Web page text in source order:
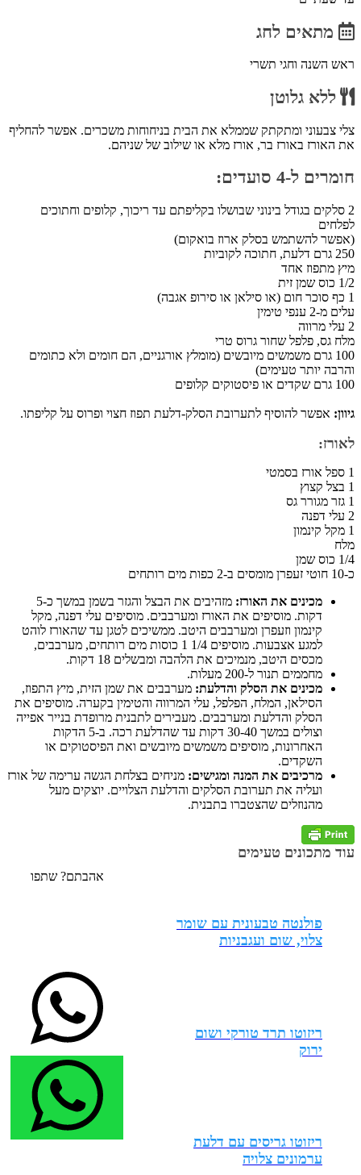
מתאים לחג
ראש השנה וחגי תשרי
ללא גלוטן
צלי צבעוני ומתקתק שממלא את הבית בניחוחות משכרים. אפשר להחליף
את האורז באורז בר, אורז מלא או שילוב של שניהם.
חומרים ל-4 סועדים:
2 סלקים בגודל בינוני שבושלו בקליפתם עד ריכוך, קלופים וחתוכים
לפלחים
(אפשר להשתמש בסלק ארוז בואקום)
250 גרם דלעת, חתוכה לקוביות
מיץ מתפוז אחד
1/2 כוס שמן זית
1 כף סוכר חום (או סילאן או סירופ אגבה)
עלים מ-2 ענפי טימין
2 עלי מרווה
מלח גס, פלפל שחור גרוס טרי
100 גרם משמשים מיובשים (מומלץ אורגניים, הם חומים ולא כתומים
והרבה יותר טעימים)
100 גרם שקדים או פיסטוקים קלופים
גיוון: אפשר להוסיף לתערובת הסלק-דלעת תפוז חצוי ופרוס על קליפתו.
לאורז:
1 ספל אורז בסמטי
1 בצל קצוץ
1 גזר מגורר גס
2 עלי דפנה
1 מקל קינמון
מלח
1/4 כוס שמן
כ-10 חוטי זעפרן מומסים ב-2 כפות מים רותחים
מכינים את האורז:
מזהיבים את הבצל והגזר בשמן במשך כ-5
דקות. מוסיפים את האורז ומערבבים. מוסיפים עלי דפנה, מקל
קינמון וזעפרן ומערבבים היטב. ממשיכים לטגן עד שהאורז לוהט
למגע אצבעות. מוסיפים 1/4 1 כוסות מים רותחים, מערבבים,
מכסים היטב, מנמיכים את הלהבה ומבשלים 18 דקות.
מחממים תנור ל-200 מעלות.
מכינים את הסלק והדלעת: מערבבים את שמן הזית, מיץ התפוז,
הסילאן, המלח, הפלפל, עלי המרווה והטימין בקערה. מוסיפים את
הסלק והדלעת ומערבבים. מעבירים לתבנית מרופדת בנייר אפייה
וצולים במשך 30-40 דקות עד שהדלעת רכה. ב-5 הדקות
האחרונות, מוסיפים משמשים מיובשים ואת הפיסטוקים או
השקדים.
מרכיבים את המנה ומגישים: מניחים בצלחת הגשה ערימה של אורז
ועליה את תערובת הסלקים והדלעת הצלויים. יוצקים מעל
מהנוזלים שהצטברו בתבנית.
עוד מתכונים טעימים
פולנטה טבעונית עם שומר
צלוי, שום ועגבניות
ריזוטו תרד טורקי ושום
ירוק
ריזוטו גריסים עם דלעת
ערמונים צלויה
אהבתם? שתפו